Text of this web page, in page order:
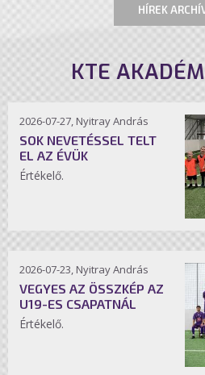
HÍREK
KTE
2026-07-27, Nyitray András
SOK NEVETÉSSEL TELT
EL AZ ÉVÜK
Értékelő.
2026-07-23, Nyitray András
VEGYES AZ ÖSSZKÉP AZ
U19-ES CSAPATNÁL
Értékelő.